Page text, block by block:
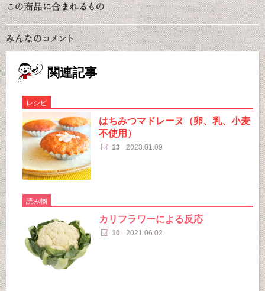
関連記事
レシピ
はちみつマドレーヌ（卵、乳、小麦
不使用）
13 2023.01.09
読み物
カリフラワーによる反応
10 2021.06.02